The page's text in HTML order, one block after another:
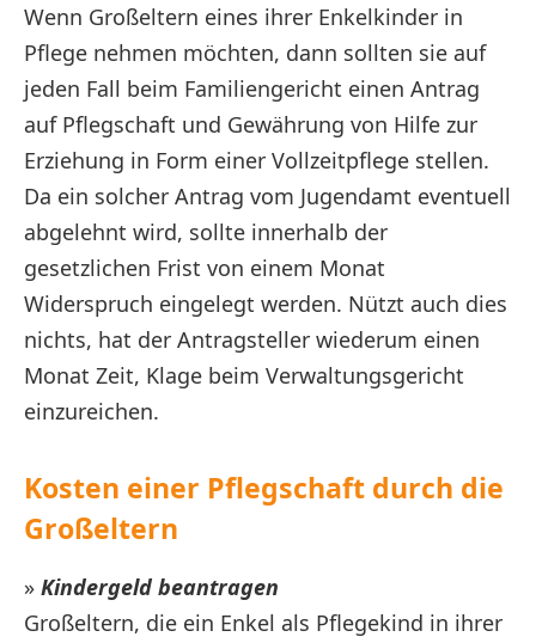
Wenn Großeltern eines ihrer Enkelkinder in
Pflege nehmen möchten, dann sollten sie auf
jeden Fall beim Familiengericht einen Antrag
auf Pflegschaft und Gewährung von Hilfe zur
Erziehung in Form einer Vollzeitpflege stellen.
Da ein solcher Antrag vom Jugendamt eventuell
abgelehnt wird, sollte innerhalb der
gesetzlichen Frist von einem Monat
Widerspruch eingelegt werden. Nützt auch dies
nichts, hat der Antragsteller wiederum einen
Monat Zeit, Klage beim Verwaltungsgericht
einzureichen.
Kosten einer Pflegschaft durch die
Großeltern
» Kindergeld beantragen
Großeltern, die ein Enkel als Pflegekind in ihrer